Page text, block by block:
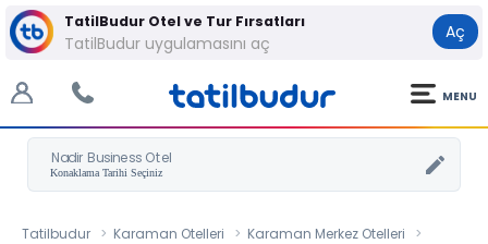
TatilBudur Otel ve Tur Fırsatları
TatilBudur uygulamasını aç
Aç
MENU
Nadir Business Otel
Tatilbudur Karaman Otelleri
Karaman Merkez Otelleri